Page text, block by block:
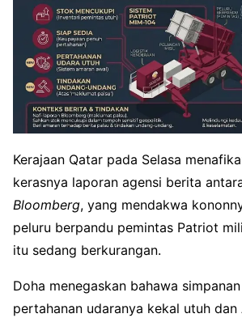
Kerajaan Qatar pada Selasa
kerasnya laporan agensi berita
Bloomberg, yang mendakwa
peluru berpandu pemintas Patriot
itu sedang berkurangan.
Doha menegaskan bahawa
pertahanan udaranya kekal utuh dan